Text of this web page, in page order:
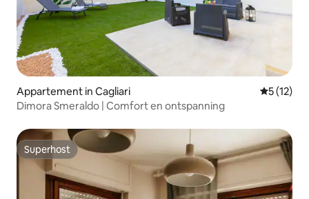
Appartement in Cagliari
5 (12)
Dimora Smeraldo | Comfort en ontspanning
Superhost
Superhost